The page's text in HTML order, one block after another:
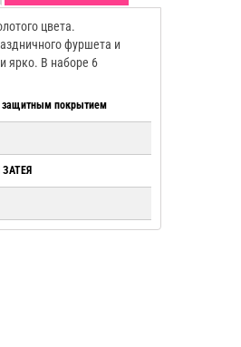
цвета.
фуршета и
ярко. В наборе 6
защитным покрытием